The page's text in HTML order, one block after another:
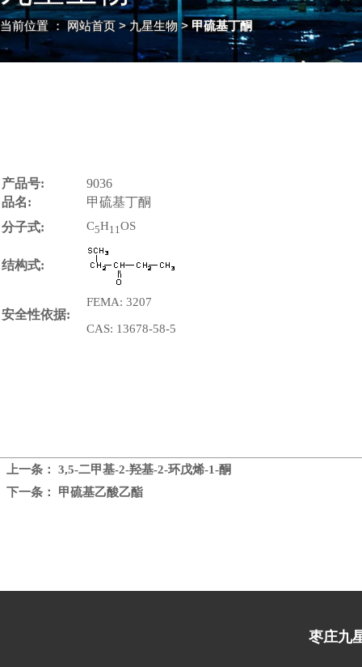
当前位置 ：网站首页 > 九星生物 > 甲硫基丁酮
产品号:
9036
品名:
甲硫基丁酮
分子式:
C5H11OS
结构式:
安全性依据:
FEMA: 3207
CAS: 13678-58-5
上一条： 3,5-二甲基-2-羟基-2-环戊烯-1-酮
下一条：
甲硫基乙酸乙酯
枣庄九